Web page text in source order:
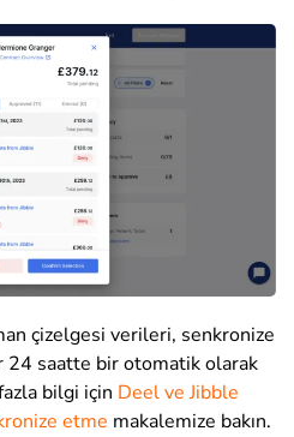
çizelgesi verileri, senkronize
24 saatte bir otomatik olarak
bilgi için DeelveJibble
etme makalemize bakın.